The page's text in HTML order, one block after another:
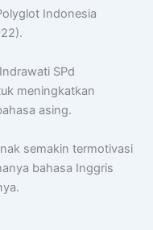
Indonesia
SPd
meningkatkan
asing.
semakin termotivasi
bahasa Inggris